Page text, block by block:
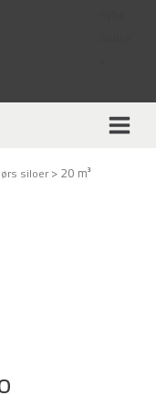
siloer> 20 m³